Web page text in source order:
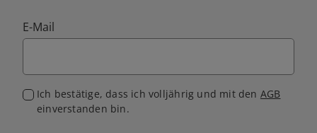
E-Mail
Ich bestätige, dass ich volljährig und mit den AGB
einverstanden bin.